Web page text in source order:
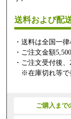
送料および配
・送料は全国一
・ご注文金額
・ご注文受付後
※在庫切れ等で
ご購入まで